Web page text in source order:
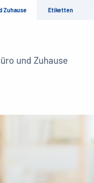
Zuhause Etiketten
und Zuhause